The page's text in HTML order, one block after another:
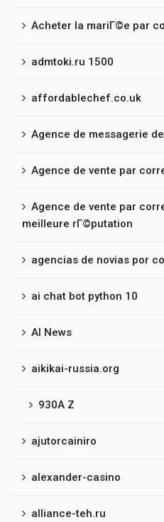
Acheter la mariГ©e par
admtoki.ru 1500
affordablechef.co.uk
Agence de messagerie
Agence de vente par
Agence de vente par
meilleure rГ©putation
agencias de novias por
ai chat bot python 10
AI News
aikikai-russia.org
930A Z
ajutorcainiro
alexander-casino
alliance-teh.ru